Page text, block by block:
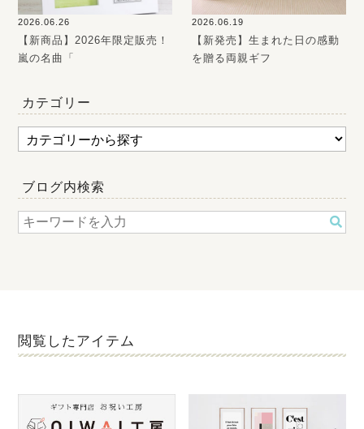
2026.06.26
【新商品】2026年限定販売！
嵐の名曲「
2026.06.19
【新発売】生まれた日の感動
を贈る両親ギフ
カテゴリー
ブログ内検索
閲覧したアイテム